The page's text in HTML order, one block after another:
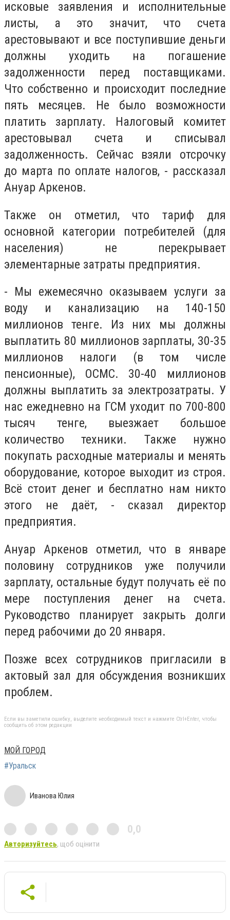
исковые заявления и исполнительные
листы, а это значит, что счета
арестовывают и все поступившие деньги
должны уходить на погашение
задолженности перед поставщиками.
Что собственно и происходит последние
пять месяцев. Не было возможности
платить зарплату. Налоговый комитет
арестовывал счета и списывал
задолженность. Сейчас взяли отсрочку
до марта по оплате налогов, - рассказал
Ануар Аркенов.
Также он отметил, что тариф для
основной категории потребителей (для
населения) не перекрывает
элементарные затраты предприятия.
- Мы ежемесячно оказываем услуги за
воду и канализацию на 140-150
миллионов тенге. Из них мы должны
выплатить 80 миллионов зарплаты, 30-35
миллионов налоги (в том числе
пенсионные), ОСМС. 30-40 миллионов
должны выплатить за электрозатраты. У
нас ежедневно на ГСМ уходит по 700-800
тысяч тенге, выезжает большое
количество техники. Также нужно
покупать расходные материалы и менять
оборудование, которое выходит из строя.
Всё стоит денег и бесплатно нам никто
этого не даёт, - сказал директор
предприятия.
Ануар Аркенов отметил, что в январе
половину сотрудников уже получили
зарплату, остальные будут получать её по
мере поступления денег на счета.
Руководство планирует закрыть долги
перед рабочими до 20 января.
Позже всех сотрудников пригласили в
актовый зал для обсуждения возникших
проблем.
Если вы заметили ошибку, выделите необходимый текст и нажмите Ctrl+Enter, чтобы
сообщить об этом редакции
МОЙ ГОРОД
#Уральск
Иванова Юлия
0,0
Авторизуйтесь, щоб оцінити